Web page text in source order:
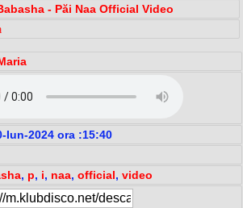
- Păi Naa Official Video
Iun-2024 ora :15:40
, p, i, naa, official, video